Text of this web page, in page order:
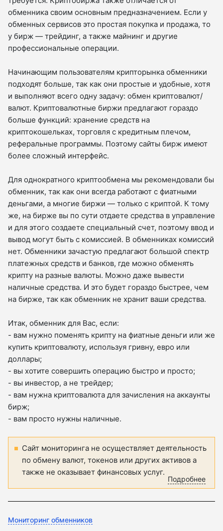
обменника своим основным предназначением. Если у
обменных сервисов это простая покупка и продажа, то
у бирж — трейдинг, а также майнинг и другие
профессиональные операции.
Начинающим пользователям крипторынка обменники
подходят больше, так как они простые и удобные, хотя
и выполняют всего одну задачу: обмен криптовалют/
валют. Криптовалютные биржи предлагают гораздо
больше функций: хранение средств на
криптокошельках, торговля с кредитным плечом,
реферальные программы. Поэтому сайты бирж имеют
более сложный интерфейс.
Для однократного криптообмена мы рекомендовали бы
обменник, так как они всегда работают с фиатными
деньгами, а многие биржи — только с криптой. К тому
же, на бирже вы по сути отдаете средства в управление
и для этого создаете специальный счет, поэтому ввод и
вывод могут быть с комиссией. В обменниках комиссий
нет. Обменники зачастую предлагают большой спектр
платежных средств и банков, где можно обменять
крипту на разные валюты. Можно даже вывести
наличные средства. И это будет гораздо быстрее, чем
на бирже, так как обменник не хранит ваши средства.
Итак, обменник для Вас, если:
- вам нужно поменять крипту на фиатные деньги или же
купить криптовалюту, используя гривну, евро или
доллары;
- вы хотите совершить операцию быстро и просто;
- вы инвестор, а не трейдер;
- вам нужна криптовалюта для зачисления на аккаунты
бирж;
- вам просто нужны наличные.
Сайт мониторинга не осуществляет деятельность
по обмену валют, токенов или других активов а
также не оказывает финансовых услуг.
Подробнее
Мониторинг обменников